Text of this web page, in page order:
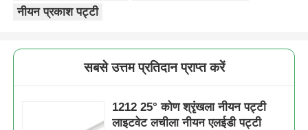
नीयन प्रकाश पट्टी
सबसे उत्तम प्रतिदान प्राप्त करें
1212 25° कोण श्रृंखला नीयन पट्टी
लाइटवेट लचीला नीयन एलईडी पट्टी